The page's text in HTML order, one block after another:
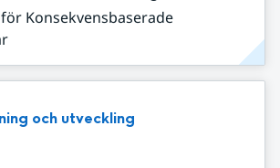
Konsekvensbaserade
och utveckling